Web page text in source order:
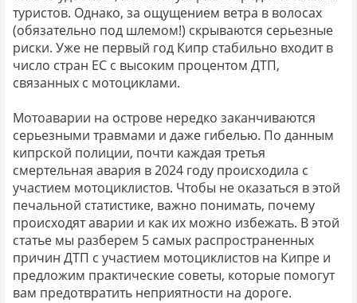
туристов. Однако, за ощущением ветра в волосах
(обязательно под шлемом!) скрываются серьезные
риски. Уже не первый год Кипр стабильно входит в
число стран ЕС с высоким процентом ДТП,
связанных с мотоциклами.
Мотоаварии на острове нередко заканчиваются
серьезными травмами и даже гибелью. По данным
кипрской полиции, почти каждая третья
смертельная авария в 2024 году происходила с
участием мотоциклистов. Чтобы не оказаться в этой
печальной статистике, важно понимать, почему
происходят аварии и как их можно избежать. В этой
статье мы разберем 5 самых распространенных
причин ДТП с участием мотоциклистов на Кипре и
предложим практические советы, которые помогут
вам предотвратить неприятности на дороге.